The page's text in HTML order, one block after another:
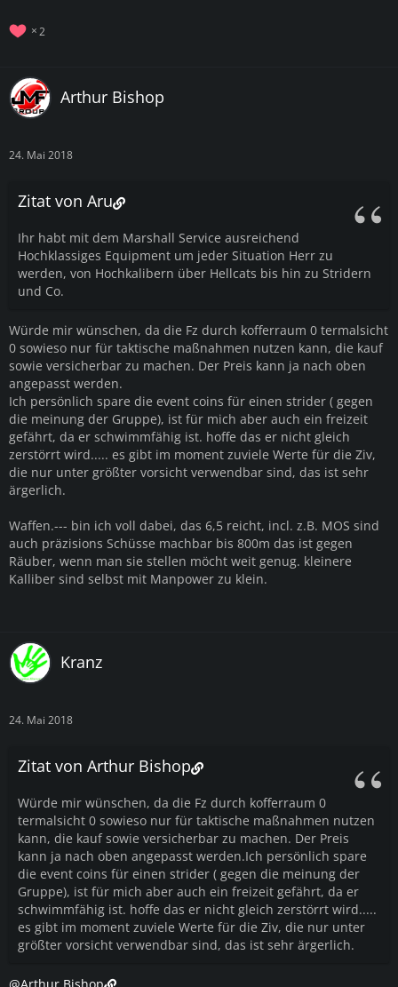
2
Arthur Bishop
24. Mai 2018
Zitat von Aru
Ihr habt mit dem Marshall Service ausreichend
Hochklassiges Equipment um jeder Situation Herr zu
werden, von Hochkalibern über Hellcats bis hin zu Stridern
und Co.
Würde mir wünschen, da die Fz durch kofferraum 0 termalsicht
0 sowieso nur für taktische maßnahmen nutzen kann, die kauf
sowie versicherbar zu machen. Der Preis kann ja nach oben
angepasst werden.
Ich persönlich spare die event coins für einen strider ( gegen
die meinung der Gruppe), ist für mich aber auch ein freizeit
gefährt, da er schwimmfähig ist. hoffe das er nicht gleich
zerstörrt wird..... es gibt im moment zuviele Werte für die Ziv,
die nur unter größter vorsicht verwendbar sind, das ist sehr
ärgerlich.
Waffen.--- bin ich voll dabei, das 6,5 reicht, incl. z.B. MOS sind
auch präzisions Schüsse machbar bis 800m das ist gegen
Räuber, wenn man sie stellen möcht weit genug. kleinere
Kalliber sind selbst mit Manpower zu klein.
Kranz
24. Mai 2018
Zitat von Arthur Bishop
Würde mir wünschen, da die Fz durch kofferraum 0
termalsicht 0 sowieso nur für taktische maßnahmen nutzen
kann, die kauf sowie versicherbar zu machen. Der Preis
kann ja nach oben angepasst werden.Ich persönlich spare
die event coins für einen strider ( gegen die meinung der
Gruppe), ist für mich aber auch ein freizeit gefährt, da er
schwimmfähig ist. hoffe das er nicht gleich zerstörrt wird.....
es gibt im moment zuviele Werte für die Ziv, die nur unter
größter vorsicht verwendbar sind, das ist sehr ärgerlich.